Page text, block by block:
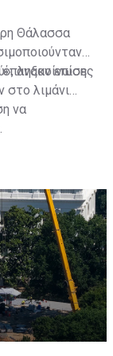
Θάλασσα
ανακοίνωσε
επίσης
στο λιμάνι
να